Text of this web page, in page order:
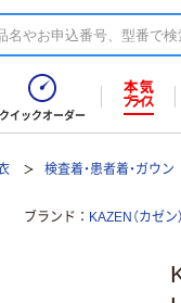
クイックオーダー
検査着・患者着・ガウン
ブランド KAZEN（カゼン）